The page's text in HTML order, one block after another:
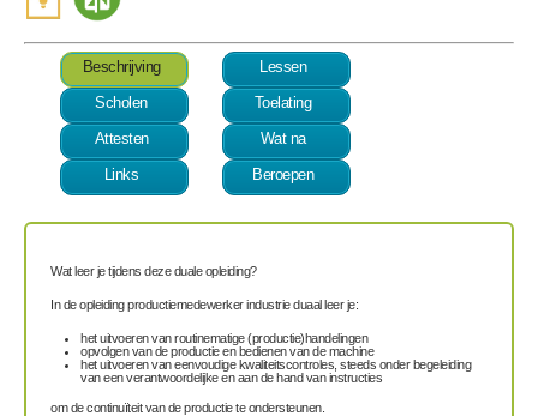
Beschrijving
Lessen
Scholen
Toelating
Attesten
Wat na
Links
Beroepen
Wat leer je tijdens deze duale opleiding?
In de opleiding productiemedewerker industrie duaal leer je:
het uitvoeren van routinematige (productie)handelingen
opvolgen van de productie en bedienen van de machine
het uitvoeren van eenvoudige kwaliteitscontroles, steeds onder begeleiding
van een verantwoordelijke en aan de hand van instructies
om de continuïteit van de productie te ondersteunen.